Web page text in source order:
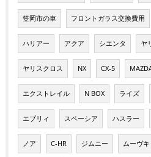
笠岡市の車 フロントガラス交換費用
ハリアー アクア シエンタ ヤ
ヤリスクロス NX CX-5
エクストレイル N BOX ライズ
エブリィ スペーシア ハスラー
ノア C-HR ジムニー ムーヴ